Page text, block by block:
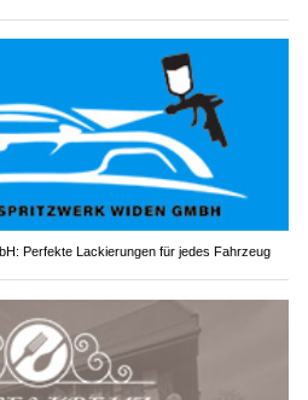
Perfekte Lackierungen für jedes Fahrzeug